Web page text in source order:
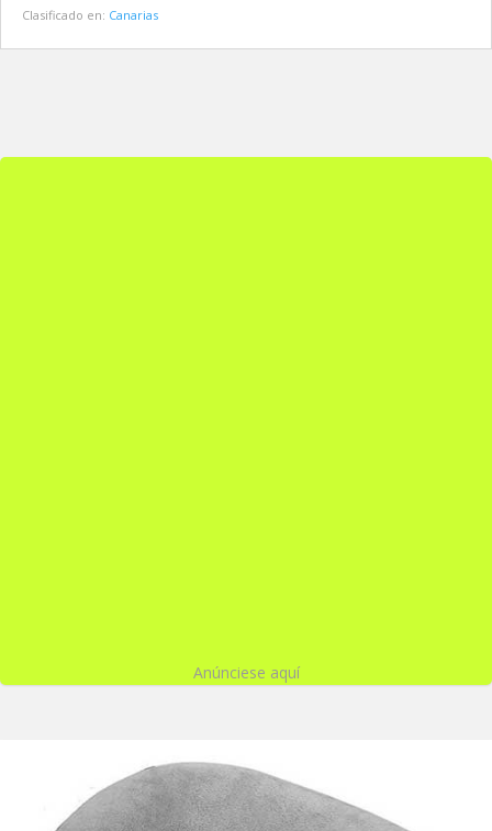
Clasificado en: Canarias
Anúnciese aquí